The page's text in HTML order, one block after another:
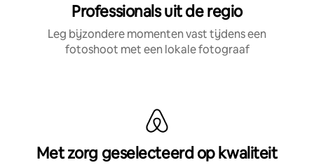
Professionals uit de regio
Leg bijzondere momenten vast tijdens een
fotoshoot met een lokale fotograaf
Met zorg geselecteerd op kwaliteit